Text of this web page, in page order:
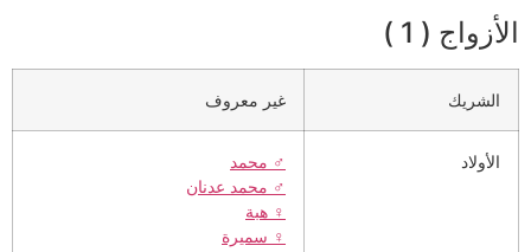
الأزواج ( 1 )
الشريك غير معروف
الأولاد ♂️ محمد
♂️ محمد عدنان
♀️ هبة
♀️ سميرة